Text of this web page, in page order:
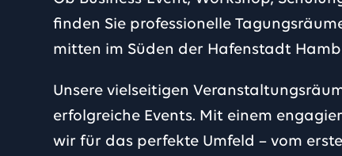
finden Sie professionelle
mitten im Süden der Hafenstadt
Unsere vielseitigen
erfolgreiche Events. Mit einem
wir für das perfekte Umfeld – vom